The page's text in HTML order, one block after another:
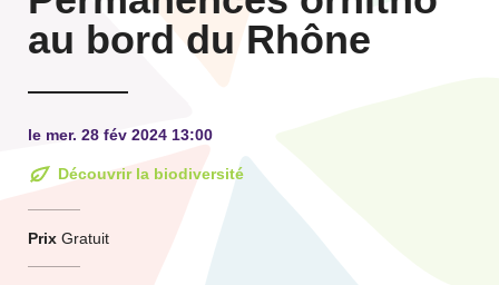
au bord du Rhône
le mer. 28 fév 2024 13:00
Découvrir la biodiversité
Prix Gratuit